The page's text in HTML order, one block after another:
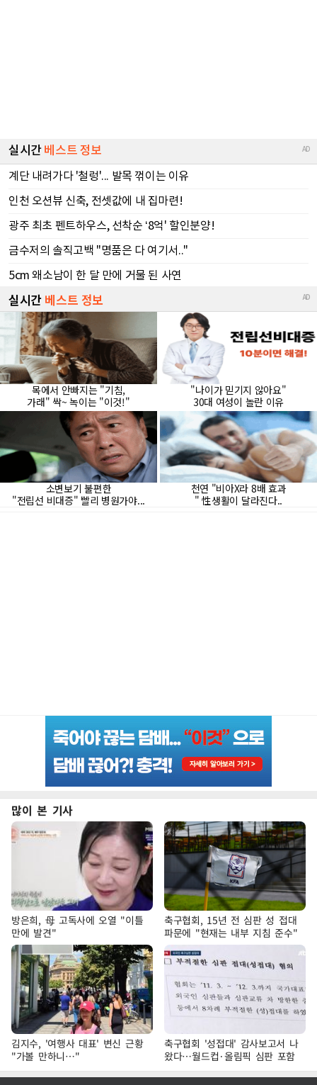
많이 본 기사
방은희, 母 고독사에 오열 "이틀
만에 발견"
축구협회, 15년 전 심판 성 접대
파문에 "현재는 내부 지침 준수"
김지수, '여행사 대표' 변신 근황
"가볼 만하니…"
축구협회 '성접대' 감사보고서 나
왔다…월드컵·올림픽 심판 포함